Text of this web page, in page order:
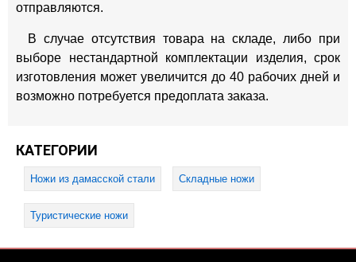
отправляются.
В случае отсутствия товара на складе, либо при
выборе нестандартной комплектации изделия, срок
изготовления может увеличится до 40 рабочих дней и
возможно потребуется предоплата заказа.
КАТЕГОРИИ
Ножи из дамасской стали Складные ножи
Туристические ножи